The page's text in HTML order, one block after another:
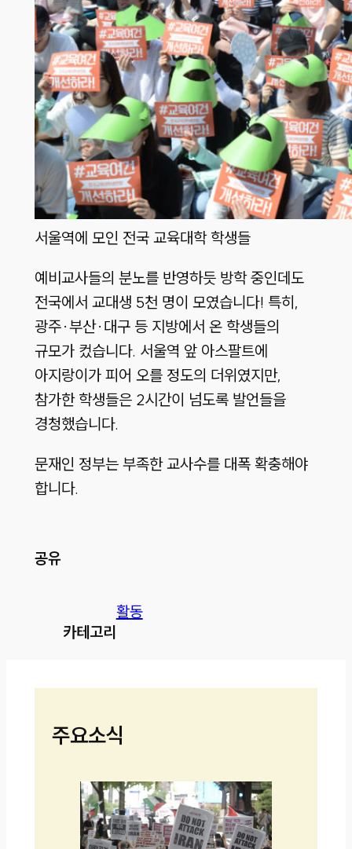
서울역에 모인 전국 교육대학 학생들
예비교사들의 분노를 반영하듯 방학 중인데도
전국에서 교대생 5천 명이 모였습니다! 특히,
광주·부산·대구 등 지방에서 온 학생들의
규모가 컸습니다. 서울역 앞 아스팔트에
아지랑이가 피어 오를 정도의 더위였지만,
참가한 학생들은 2시간이 넘도록 발언들을
경청했습니다.
문재인 정부는 부족한 교사수를 대폭 확충해야
합니다.
공유
카테고리
활동
주요소식